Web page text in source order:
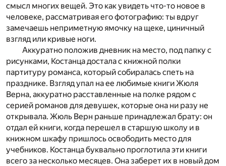
смысл многих вещей. Это как увидеть что-то новое в
человеке, рассматривая его фотографию: ты вдруг
замечаешь неприметную ямочку на щеке, циничный
взгляд или кривые ноги.
Аккуратно положив дневник на место, под папку с
рисунками, Костанца достала с книжной полки
партитуру романса, который собиралась спеть на
празднике. Взгляд упал на ее любимые книги Жюля
Верна, аккуратно расставленные на полке рядом с
серией романов для девушек, которые она ни разу не
открывала. Жюль Верн раньше принадлежал брату: он
отдал ей книги, когда перешел в старшую школу и в
книжном шкафу пришлось освободить место для
учебников. Костанца буквально проглотила эти книги
всего за несколько месяцев. Она заберет их в новый дом